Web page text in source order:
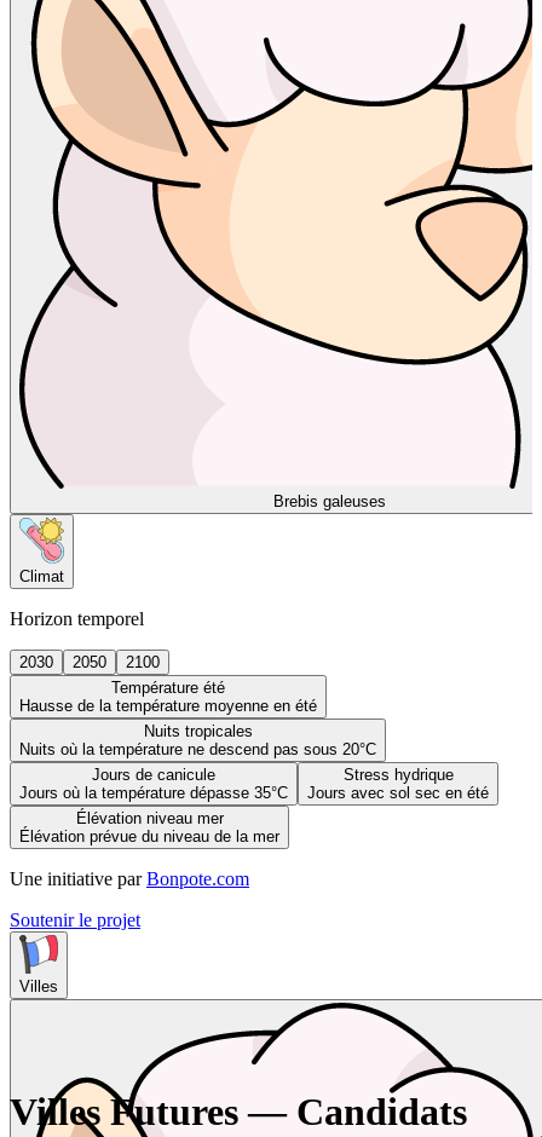
Brebis galeuses
Climat
Horizon temporel
2030 2050
2100
Température été
Hausse de la température moyenne en été
Nuits tropicales
Nuits où la température ne descend pas sous 20°C
Jours de canicule
Jours où la température dépasse 35°C
Stress hydrique
Jours avec sol sec en été
Élévation niveau mer
Élévation prévue du niveau de la mer
Une initiative par Bonpote.com
Soutenir le projet
Villes
Villes Futures — Candidats